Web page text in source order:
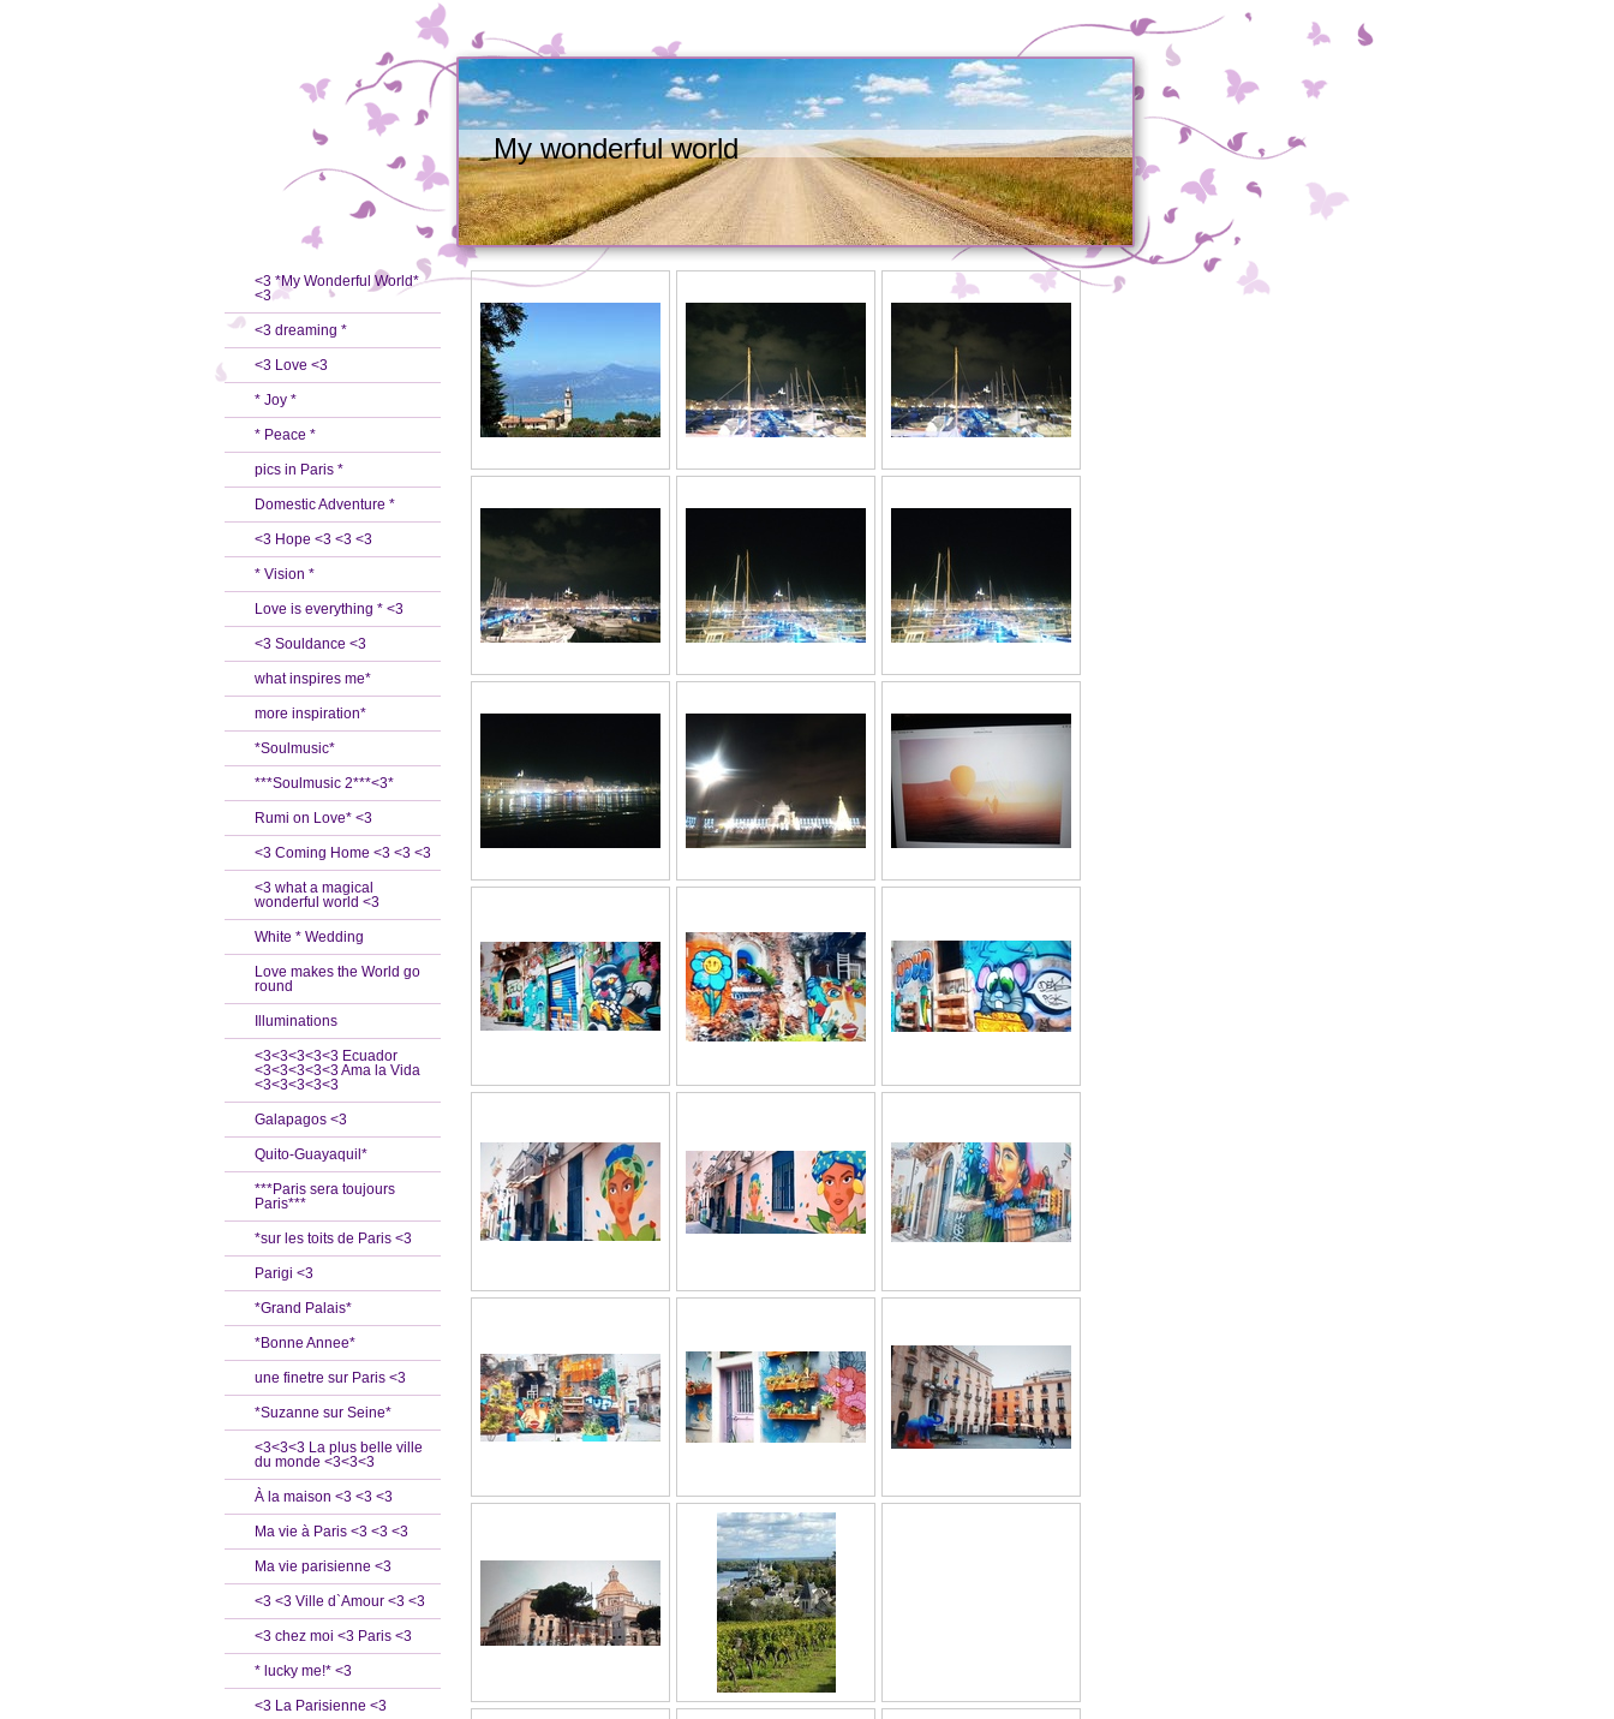
My wonderful world
<3 *My Wonderful World*
<3
<3 dreaming *
<3 Love <3
* Joy *
* Peace *
pics in Paris *
Domestic Adventure *
<3 Hope <3 <3 <3
* Vision *
Love is everything * <3
<3 Souldance <3
what inspires me*
more inspiration*
*Soulmusic*
***Soulmusic 2***<3*
Rumi on Love* <3
<3 Coming Home <3 <3 <3
<3 what a magical
wonderful world <3
White * Wedding
Love makes the World go
round
Illuminations
<3<3<3<3<3 Ecuador
<3<3<3<3<3 Ama la Vida
<3<3<3<3<3
Galapagos <3
Quito-Guayaquil*
***Paris sera toujours
Paris***
*sur les toits de Paris <3
Parigi <3
*Grand Palais*
*Bonne Annee*
une finetre sur Paris <3
*Suzanne sur Seine*
<3<3<3 La plus belle ville
du monde <3<3<3
À la maison <3 <3 <3
Ma vie à Paris <3 <3 <3
Ma vie parisienne <3
<3 <3 Ville d`Amour <3 <3
<3 chez moi <3 Paris <3
* lucky me!* <3
<3 La Parisienne <3